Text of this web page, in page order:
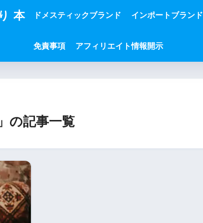
本 ドメスティックブランド インポートブランド
免責事項 アフィリエイト情報開示
の記事一覧